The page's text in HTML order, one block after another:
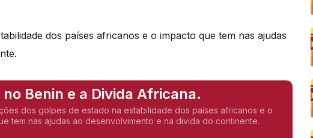
dos países africanos e o impacto que tem nas ajudas
no Benin e a Divida Africana.
dos golpes de estado na estabilidade dos países africanos e o
tem nas ajudas ao desenvolvimento e na divida do continente.